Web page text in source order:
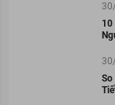
10
So